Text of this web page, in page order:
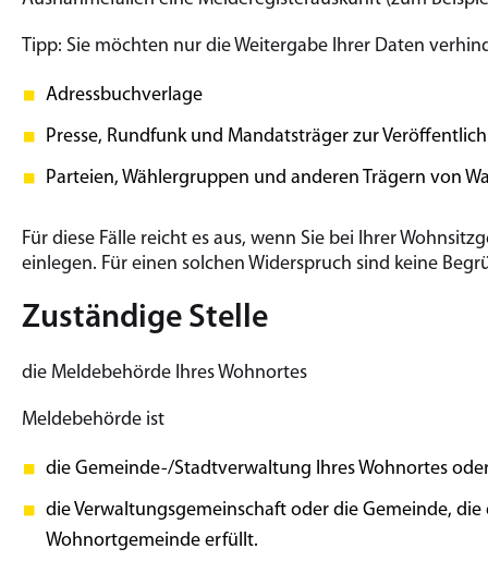
Tipp: Sie möchten nur die Weitergabe Ihrer Daten
Adressbuchverlage
Presse, Rundfunk und Mandatsträger zur
Parteien, Wählergruppen und anderen Trägern von
Für diese Fälle reicht es aus, wenn Sie bei Ihrer
einlegen. Für einen solchen Widerspruch sind keine
Zuständige Stelle
die Meldebehörde Ihres Wohnortes
Meldebehörde ist
die Gemeinde-/Stadtverwaltung Ihres Wohnortes
die Verwaltungsgemeinschaft oder die Gemeinde,
Wohnortgemeinde erfüllt.